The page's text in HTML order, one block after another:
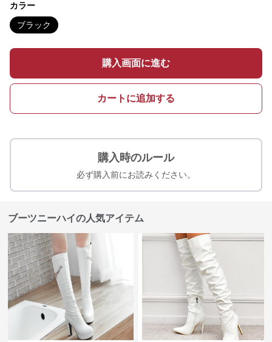
カラー
ブラック
購入画面に進む
カートに追加する
購入時のルール
必ず購入前にお読みください。
ブーツニーハイの人気アイテム